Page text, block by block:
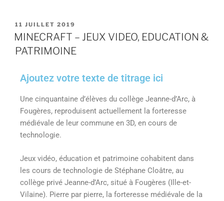
11 JUILLET 2019
MINECRAFT – JEUX VIDEO, EDUCATION &
PATRIMOINE
Ajoutez votre texte de titrage ici
Une cinquantaine d’élèves du collège Jeanne-d’Arc, à
Fougères, reproduisent actuellement la forteresse
médiévale de leur commune en 3D, en cours de
technologie.
Jeux vidéo, éducation et patrimoine cohabitent dans
les cours de technologie de Stéphane Cloâtre, au
collège privé Jeanne-d’Arc, situé à Fougères (Ille-et-
Vilaine). Pierre par pierre, la forteresse médiévale de la